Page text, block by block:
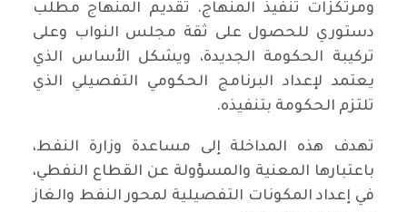
ومرتكزات تنفيذ المنهاج. تقديم المنهاج مطلب
دستوري للحصول على ثقة مجلس النواب وعلى
تركيبة الحكومة الجديدة، ويشكل الأساس الذي
يعتمد لإعداد البرنامج الحكومي التفصيلي الذي
تلتزم الحكومة بتنفيذه.
تهدف هذه المداخلة إلى مساعدة وزارة النفط،
باعتبارها المعنية والمسؤولة عن القطاع النفطي،
في إعداد المكونات التفصيلية لمحور النفط والغاز